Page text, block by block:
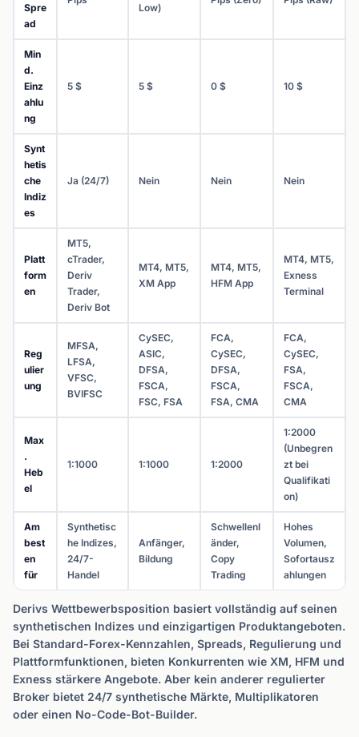
Spre
ad
Low)
Min
d.
Einz
ahlu
ng
5 $ 5 $ 0 $ 10 $
Synt
hetis
che
Indiz
es
Ja (24/7) Nein Nein Nein
Platt
form
en
MT5,
cTrader,
Deriv
Trader,
Deriv Bot
MT4, MT5,
XM App
MT4, MT5,
HFM App
MT4, MT5,
Exness
Terminal
Reg
ulier
ung
MFSA,
LFSA,
VFSC,
BVIFSC
CySEC,
ASIC,
DFSA,
FSCA,
FSC, FSA
FCA,
CySEC,
DFSA,
FSCA,
FSA, CMA
FCA,
CySEC,
FSA,
FSCA,
CMA
Max
.
Heb
el
1:1000 1:1000 1:2000
1:2000
(Unbegren
zt bei
Qualifikati
on)
Am
best
en
für
Synthetisc
he Indizes,
24/7-
Handel
Anfänger,
Bildung
Schwellenl
änder,
Copy
Trading
Hohes
Volumen,
Sofortausz
ahlungen
Derivs Wettbewerbsposition basiert vollständig auf seinen
synthetischen Indizes und einzigartigen Produktangeboten.
Bei Standard-Forex-Kennzahlen, Spreads, Regulierung und
Plattformfunktionen, bieten Konkurrenten wie XM, HFM und
Exness stärkere Angebote. Aber kein anderer regulierter
Broker bietet 24/7 synthetische Märkte, Multiplikatoren
oder einen No-Code-Bot-Builder.